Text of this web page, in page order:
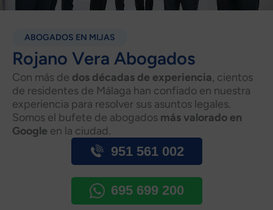
ABOGADOS EN MIJAS
Rojano Vera Abogados
Con más de dos décadas de experiencia, cientos
de residentes de Málaga han confiado en nuestra
experiencia para resolver sus asuntos legales.
Somos el bufete de abogados más valorado en
Google en la ciudad.
951 561 002
695 699 200